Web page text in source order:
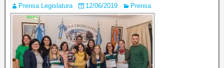
Prensa Legislatura 12/06/2019 Prensa